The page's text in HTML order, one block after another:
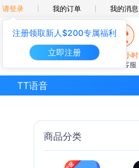
注册领取新人$200专属福利
立即注册
请登录 我的订单 我的消息
7×24小时
在线客服
TT语音
商品分类